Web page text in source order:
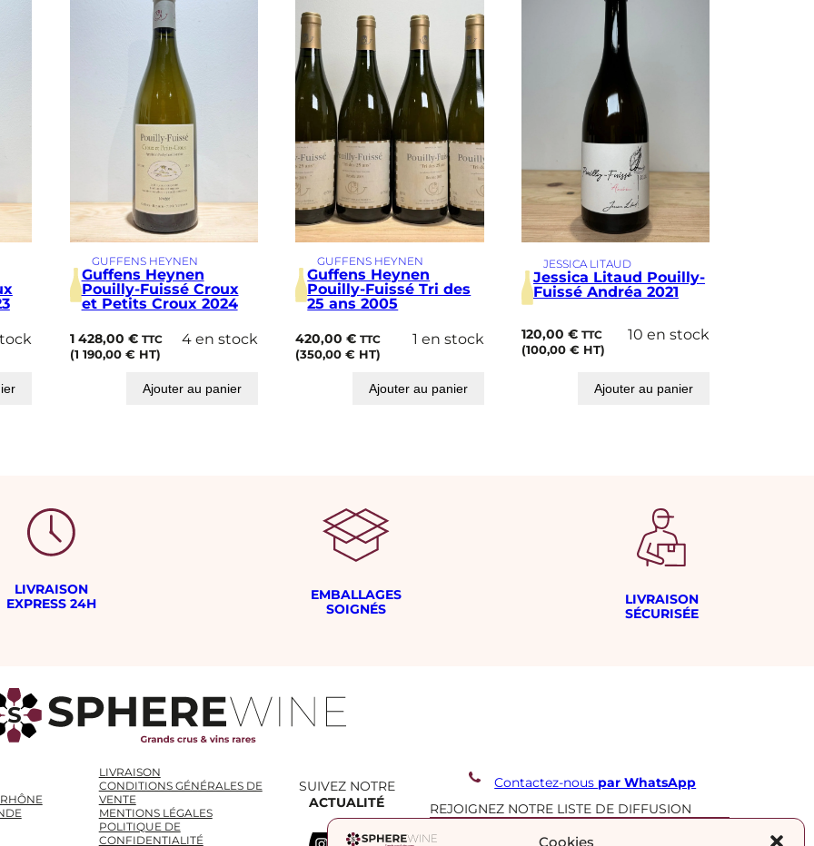
Cookies
GUFFENS HEYNEN
Guffens Heynen
Pouilly-Fuissé Croux
et Petits Croux 2024
1 428,00 € TTC
(1 190,00 €HT)
4 en stock
Ajouter au panier
GUFFENS HEYNEN
Guffens Heynen
Pouilly-Fuissé Tri des
25 ans 2005
420,00€ TTC
(350,00€ HT)
1 en stock
Ajouter au panier
JESSICA LITAUD
Jessica Litaud Pouilly-
Fuissé Andréa 2021
120,00 € TTC
(100,00 €HT)
10 en stock
Ajouter au panier
LIVRAISON
EXPRESS 24H
EMBALLAGES
SOIGNÉS
LIVRAISON
SÉCURISÉE
LIVRAISON
CONDITIONS GÉNÉRALES DE
VENTE
MENTIONS LÉGALES
POLITIQUE DE
CONFIDENTIALITÉ
SUIVEZ NOTRE
ACTUALITÉ
Contactez-nous par WhatsApp
REJOIGNEZ NOTRE LISTE DE DIFFUSION